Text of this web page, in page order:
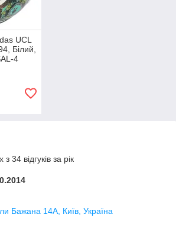
UCL
Білий,
4
34 відгуків за рік
Бажана 14А, Київ, Україна